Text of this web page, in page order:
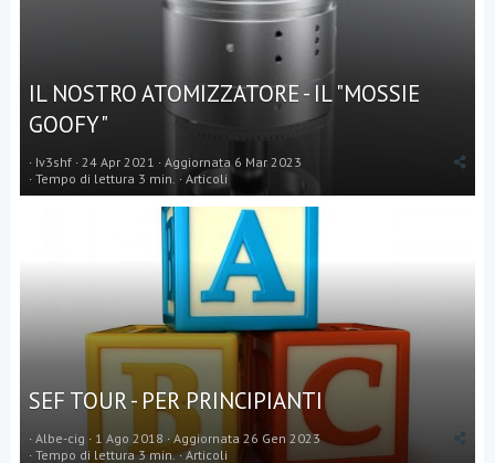
IL NOSTRO ATOMIZZATORE - IL "MOSSIE
GOOFY"
Iv3shf 24 Apr 2021 Aggiornata 6 Mar 2023
Tempo di lettura 3 min.
Articoli
SEF TOUR - PER PRINCIPIANTI
Albe-cig 1 Ago 2018 Aggiornata 26 Gen 2023
Tempo di lettura 3 min. Articoli